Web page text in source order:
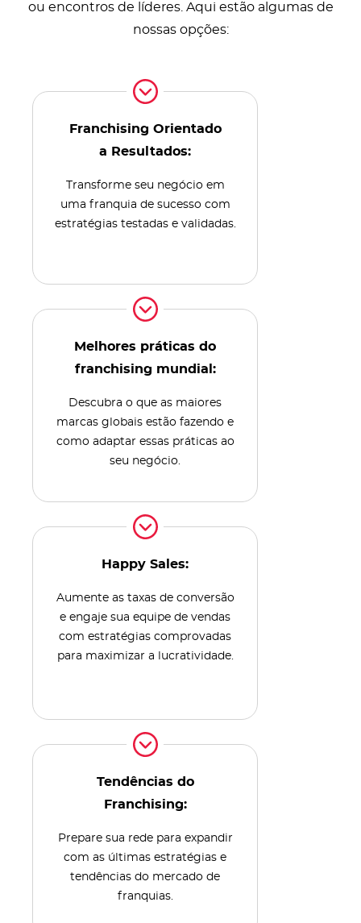
ou encontros de líderes. Aqui estão algumas de
nossas opções:
Franchising Orientado
a Resultados:
Transforme seu negócio em
uma franquia de sucesso com
estratégias testadas e validadas.
Melhores práticas do
franchising mundial:
Descubra o que as maiores
marcas globais estão fazendo e
como adaptar essas práticas ao
seu negócio.
Happy Sales:
Aumente as taxas de conversão
e engaje sua equipe de vendas
com estratégias comprovadas
para maximizar a lucratividade.
Tendências do
Franchising:
Prepare sua rede para expandir
com as últimas estratégias e
tendências do mercado de
franquias.